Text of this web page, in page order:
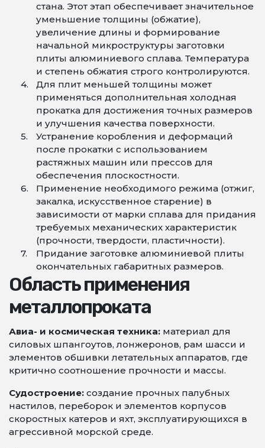
стана. Этот этап обеспечивает значительное
уменьшение толщины (обжатие),
увеличение длины и формирование
начальной микроструктуры заготовки
плиты алюминиевого сплава. Температура
и степень обжатия строго контролируются.
Для плит меньшей толщины может
применяться дополнительная холодная
прокатка для достижения точных размеров
и улучшения качества поверхности.
Устранение коробления и деформаций
после прокатки с использованием
растяжных машин или прессов для
обеспечения плоскостности.
Применение необходимого режима (отжиг,
закалка, искусственное старение) в
зависимости от марки сплава для придания
требуемых механических характеристик
(прочности, твердости, пластичности).
Придание заготовке алюминиевой плиты
окончательных габаритных размеров.
Область применения
металлопроката
Авиа- и космическая техника: материал для
силовых шпангоутов, лонжеронов, рам шасси и
элементов обшивки летательных аппаратов, где
критично соотношение прочности и массы.
Судостроение: создание прочных палубных
настилов, переборок и элементов корпусов
скоростных катеров и яхт, эксплуатирующихся в
агрессивной морской среде.